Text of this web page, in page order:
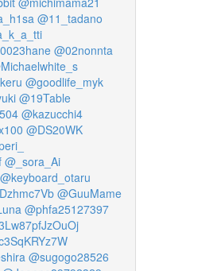
@11_tadano
@02nonnta
@goodlife_myk
@19Table
@kazucchi4
@DS20WK
@_sora_Ai
@keyboard_otaru
@GuuMame
@phfa25127397
@sugogo28526